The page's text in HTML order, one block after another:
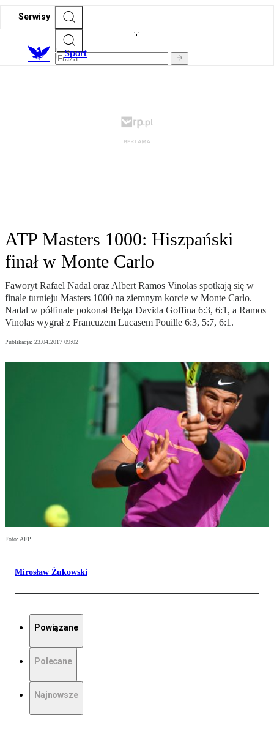
Serwisy
Sport
ATP Masters 1000: Hiszpański
finał w Monte Carlo
Faworyt Rafael Nadal oraz Albert Ramos Vinolas spotkają się w
finale turnieju Masters 1000 na ziemnym korcie w Monte Carlo.
Nadal w półfinale pokonał Belga Davida Goffina 6:3, 6:1, a Ramos
Vinolas wygrał z Francuzem Lucasem Pouille 6:3, 5:7, 6:1.
Publikacja: 23.04.2017 09:02
Foto: AFP
Mirosław Żukowski
Powiązane
Polecane
Najnowsze